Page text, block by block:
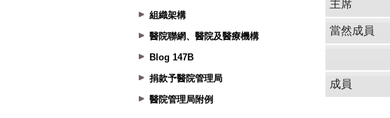
組織架構
醫院聯網、醫院及醫療機構
Blog 147B
捐款予醫院管理局
醫院管理局附例